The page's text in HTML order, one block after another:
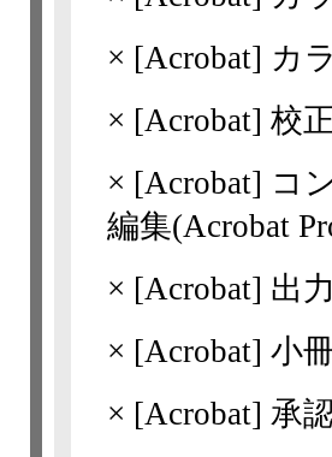
× [Acrobat] カ
× [Acrobat] 校
× [Acrobat] コ
編集(Acrobat
× [Acrobat] 出
× [Acrobat] 小
× [Acrobat] 承